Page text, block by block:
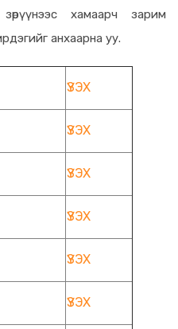
хамаарч зарим
анхаарна уу.
ҮЗЭХ
ҮЗЭХ
ҮЗЭХ
ҮЗЭХ
ҮЗЭХ
ҮЗЭХ